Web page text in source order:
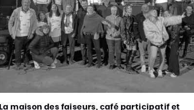
La maison des faiseurs, café participatif et